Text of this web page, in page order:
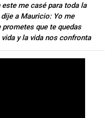
me casé para toda la
a Mauricio: Yo me
que te quedas
y la vida nos confronta